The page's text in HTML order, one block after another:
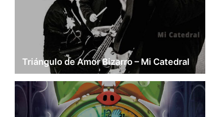
Triángulo de Amor Bizarro – Mi Catedral